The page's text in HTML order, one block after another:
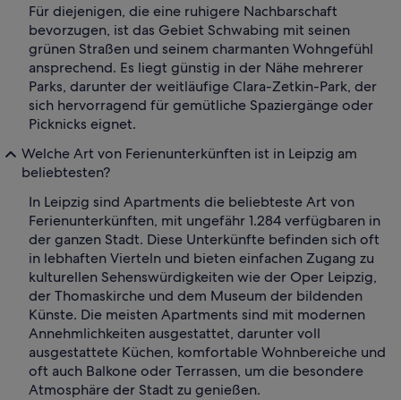
Für diejenigen, die eine ruhigere Nachbarschaft
bevorzugen, ist das Gebiet Schwabing mit seinen
grünen Straßen und seinem charmanten Wohngefühl
ansprechend. Es liegt günstig in der Nähe mehrerer
Parks, darunter der weitläufige Clara-Zetkin-Park, der
sich hervorragend für gemütliche Spaziergänge oder
Picknicks eignet.
Welche Art von Ferienunterkünften ist in Leipzig am
beliebtesten?
In Leipzig sind Apartments die beliebteste Art von
Ferienunterkünften, mit ungefähr 1.284 verfügbaren in
der ganzen Stadt. Diese Unterkünfte befinden sich oft
in lebhaften Vierteln und bieten einfachen Zugang zu
kulturellen Sehenswürdigkeiten wie der Oper Leipzig,
der Thomaskirche und dem Museum der bildenden
Künste. Die meisten Apartments sind mit modernen
Annehmlichkeiten ausgestattet, darunter voll
ausgestattete Küchen, komfortable Wohnbereiche und
oft auch Balkone oder Terrassen, um die besondere
Atmosphäre der Stadt zu genießen.